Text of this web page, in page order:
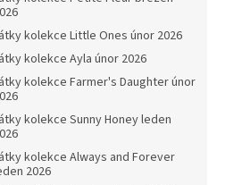
kolekce Little Ones únor 2026
kolekce Ayla únor 2026
kolekce Farmer's Daughter únor
kolekce Sunny Honey leden
kolekce Always and Forever
2026